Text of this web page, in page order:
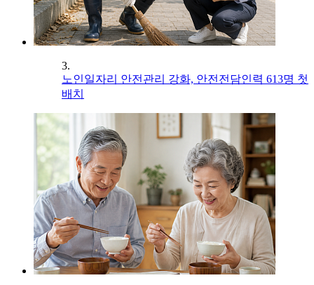
3.
노인일자리 안전관리 강화, 안전전담인력 613명 첫
배치